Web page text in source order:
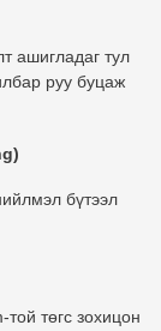
ашигладаг тул
руу буцаж
бүтээл
төгс зохицон